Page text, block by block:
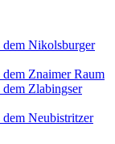
Nikolsburger
Znaimer Raum
Zlabingser
Neubistritzer